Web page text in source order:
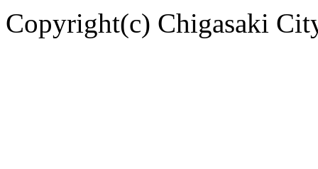
Copyright(c) Chigasaki